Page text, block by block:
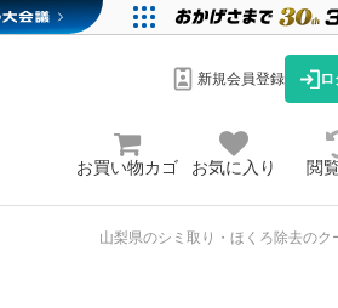
新規会員登録
お買い物カゴ お気に入り 閲
山梨県のシミ取り・ほくろ除去のク